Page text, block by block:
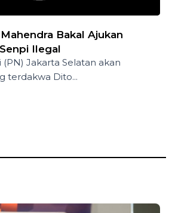
Bakal Ajukan
Ilegal
Jakarta Selatan akan
terdakwa Dito...